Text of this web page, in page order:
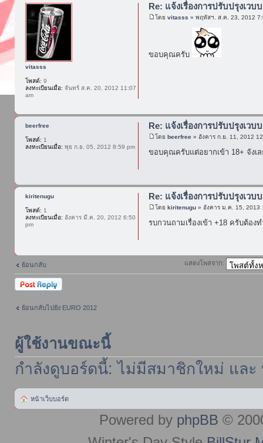
Re: แจ้งเรื่องการปรับปรุงเว
โดยvitasss » พฤหัสฯ. ส.ค. 23, 2012
ขอบคุณครับ
vitasss
โพสต์: 9
ลงทะเบียนเมื่อ: จันทร์ ส.ค. 20, 2012 11:07
am
Re: แจ้งเรื่องการปรับปรุงเว
โดยbeerfree » อังคาร ก.ย. 11, 2012
ขอบคุณครับแต่อยากเข้า 18+ จังเ
beerfree
โพสต์: 1
ลงทะเบียนเมื่อ: พุธ ก.ย. 05, 2012 8:59 pm
Re: แจ้งเรื่องการปรับปรุงเว
โดยkiritenugu » อังคาร ม.ค. 15, 2013
รบกวนถามเรื่องเข้า +18 ครับต้องท
kiritenugu
โพสต์: 1
ลงทะเบียนเมื่อ: อังคาร มี.ค. 20, 2012 6:50
pm
ย้อนกลับ แสดงโพสจาก:
ตอบกระทู้
ย้อนกลับไปยัง EURO 2012
ผู้ใช้งานขณะนี้
กำลังดูบอร์ดนี้: ไม่มีสมาชิกใหม่ แล
หน้าเว็บบอร์ด
Powered by phpBB ©